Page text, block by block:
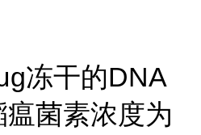
冻干的DNA
菌素浓度为